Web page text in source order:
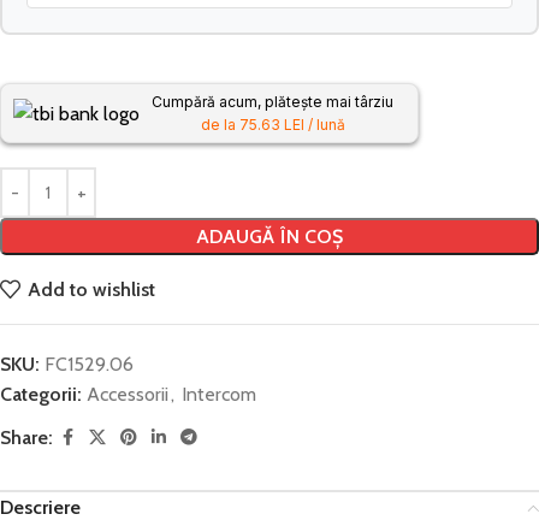
ADAUGĂ ÎN COȘ
Cumpără acum, plătește mai târziu
de la 75.63 LEI / lună
Add to wishlist
SKU: FC1529.06
Categorii: Accessorii, Intercom
Share:
Descriere